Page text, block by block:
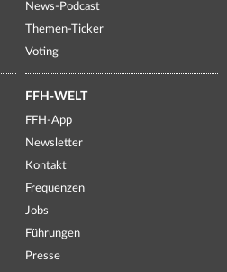
News-Podcast
Themen-Ticker
Voting
FFH-WELT
FFH-App
Newsletter
Kontakt
Frequenzen
Jobs
Führungen
Presse